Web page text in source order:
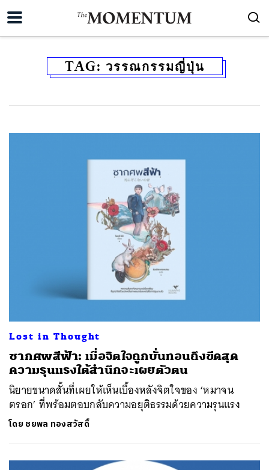
TAG: วรรณกรรมญี่ปุ่น
Lost in Thought
ซากศพสีฟ้า: เมื่อจิตใจถูกบั่นทอนถึงขีดสุด
ความรุนแรงใต้สำนึกจะเผยตัวตน
นิยายขนาดสั้นที่เผยให้เห็นเบื้องหลังจิตใจของ ‘หมาจน
ตรอก’ ที่พร้อมตอบกลับความอยุติธรรมด้วยความรุนแรง
โดย ชยพล ทองสวัสดิ์